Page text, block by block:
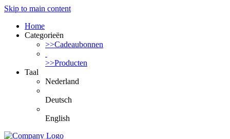
Skip to main content
Home
Categorieën
>>Cadeaubonnen
>>Producten
Taal
Nederland
Deutsch
English